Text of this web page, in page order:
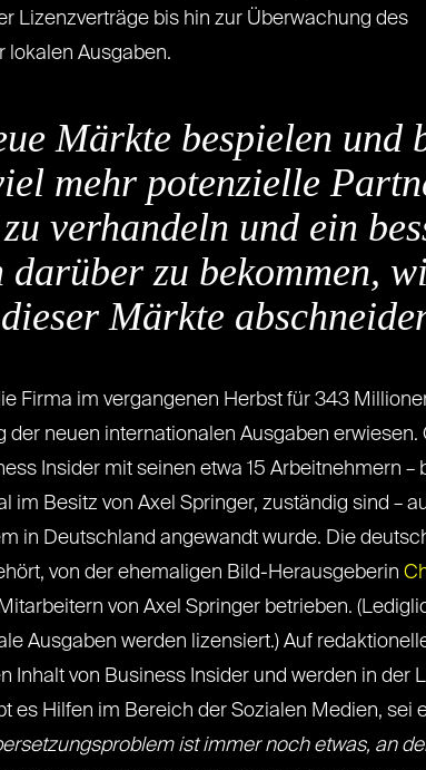
Lizenzverträge bis hin zur Überwachung des
lokalen Ausgaben.
Märkte bespielen und
mehr potenzielle
verhandeln und ein
darüber zu bekommen,
Märkte
Firma im vergangenen Herbst für 343
der neuen internationalen Ausgaben
Insider mit seinen etwa 15 Arbeitnehmern
im Besitz von Axel Springer, zuständig sind –
in Deutschland angewandt wurde. Die
von der ehemaligen Bild-Herausgeberin
von Axel Springer betrieben.
Ausgaben werden lizensiert.) Auf
Inhalt von Business Insider und werden in der
es Hilfen im Bereich der Sozialen Medien, sei
ist immer noch etwas, an